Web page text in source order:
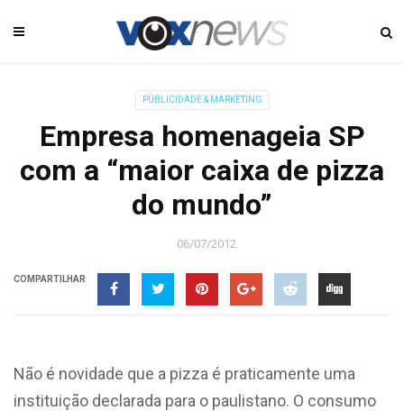
PUBLICIDADE & MARKETING
Empresa homenageia SP
com a “maior caixa de pizza
do mundo”
06/07/2012
COMPARTILHAR
Não é novidade que a pizza é praticamente uma
instituição declarada para o paulistano. O consumo